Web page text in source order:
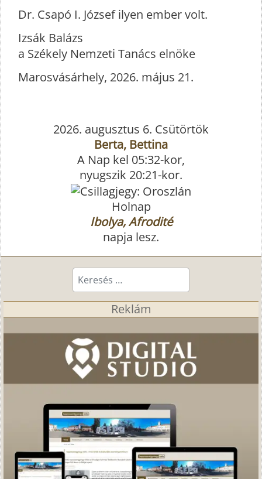
Dr. Csapó I. József ilyen ember volt.
Izsák Balázs
a Székely Nemzeti Tanács elnöke
Marosvásárhely, 2026. május 21.
2026. augusztus 6. Csütörtök
Berta, Bettina
A Nap kel 05:32-kor,
nyugszik 20:21-kor.
Holnap
Ibolya, Afrodité
napja lesz.
Keresés...
Reklám